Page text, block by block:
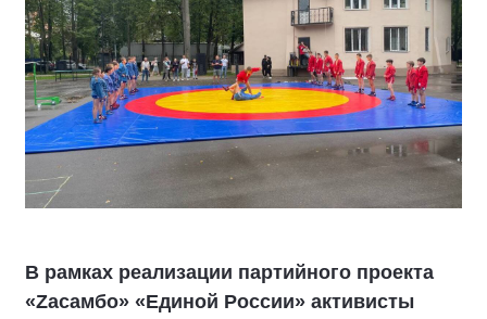
В рамках реализации партийного проекта
«Zaсамбо» «Единой России» активисты